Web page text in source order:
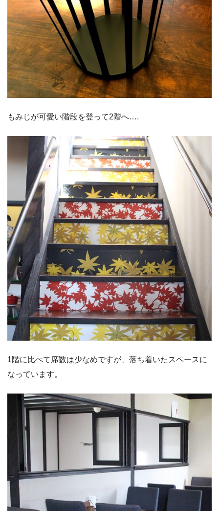
もみじが可愛い階段を登って2階へ….
1階に比べて席数は少なめですが、落ち着いたスペースに
なっています。